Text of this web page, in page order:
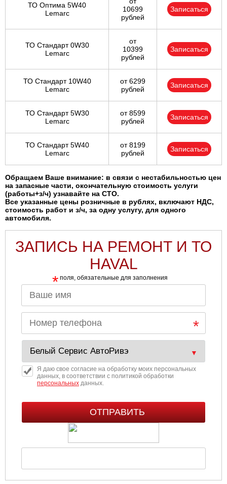
ТО Оптима 5W40
Lemarc
10699
рублей
Записаться
ТО Стандарт 0W30
Lemarc
от
10399
рублей
Записаться
ТО Стандарт 10W40
Lemarc
от 6299
рублей
Записаться
ТО Стандарт 5W30
Lemarc
от 8599
рублей
Записаться
ТО Стандарт 5W40
Lemarc
от 8199
рублей
Записаться
Обращаем Ваше внимание: в связи с нестабильностью цен
на запасные части, окончательную стоимость услуги
(работы+з/ч) узнавайте на СТО.
Все указанные цены розничные в рублях, включают НДС,
стоимость работ и з/ч, за одну услугу, для одного
автомобиля.
ЗАПИСЬ НА РЕМОНТ И ТО
HAVAL
* поля, обязательные для заполнения
Я даю свое согласие на обработку моих персональных
данных, в соответствии с политикой обработки
персональныхданных.